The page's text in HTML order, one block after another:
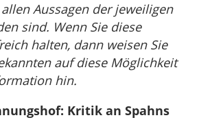
Aussagen der jeweiligen
sind. Wenn Sie diese
halten, dann weisen Sie
auf diese Möglichkeit
hin.
Kritik an Spahns